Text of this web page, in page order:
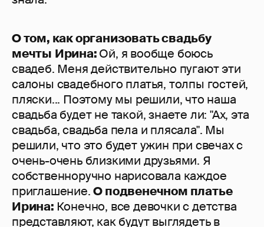
О том, как организовать свадьбу
мечты Ирина:Ой, я вообще боюсь
свадеб. Меня действительно пугают эти
салоны свадебного платья, толпы гостей,
пляски... Поэтому мы решили, что наша
свадьба будет не такой, знаете ли: "Ах, эта
свадьба, свадьба пела и плясала". Мы
решили, что это будет ужин при свечах с
очень-очень близкими друзьями. Я
собственноручно нарисовала каждое
приглашение.О подвенечном платье
Ирина: Конечно, все девочки с детства
представляют, как будут выглядеть в